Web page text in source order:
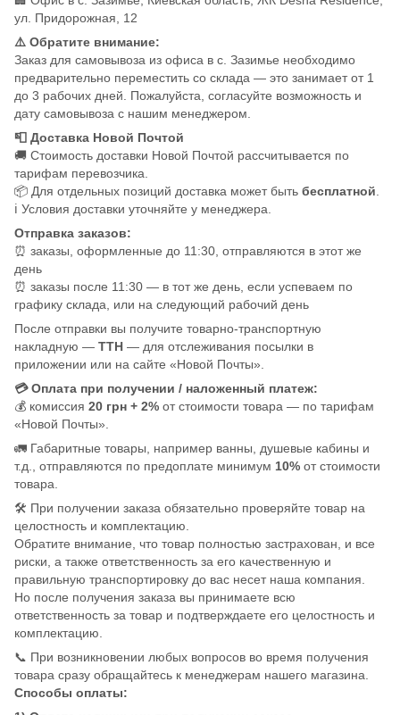
ул. Придорожная, 12
⚠️ Обратите внимание:
Заказ для самовывоза из офиса в с. Зазимье необходимо
предварительно переместить со склада — это занимает от 1
до 3 рабочих дней. Пожалуйста, согласуйте возможность и
дату самовывоза с нашим менеджером.
📮 Доставка Новой Почтой
🚚 Стоимость доставки Новой Почтой рассчитывается по
тарифам перевозчика.
📦 Для отдельных позиций доставка может быть бесплатной
ℹ️ Условия доставки уточняйте у менеджера.
Отправка заказов:
⏰ заказы, оформленные до 11:30, отправляются в этот же
день
⏰ заказы после 11:30 — в тот же день, если успеваем по
графику склада, или на следующий рабочий день
После отправки вы получите товарно-транспортную
накладную — ТТН — для отслеживания посылки в
приложении или на сайте «Новой Почты».
💳 Оплата при получении / наложенный платеж:
💰 комиссия 20 грн + 2% от стоимости товара — по тарифам
«Новой Почты».
🚛 Габаритные товары, например ванны, душевые кабины и
т.д., отправляются по предоплате минимум 10% от стоимости
товара.
🛠️ При получении заказа обязательно проверяйте товар на
целостность и комплектацию.
Обратите внимание, что товар полностью застрахован, и все
риски, а также ответственность за его качественную и
правильную транспортировку до вас несет наша компания.
Но после получения заказа вы принимаете всю
ответственность за товар и подтверждаете его целостность и
комплектацию.
📞 При возникновении любых вопросов во время получения
товара сразу обращайтесь к менеджерам нашего магазина.
Способы оплаты: